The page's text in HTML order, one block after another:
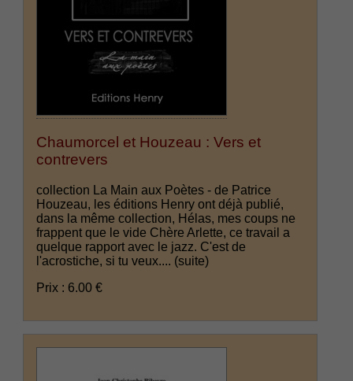
Chaumorcel et Houzeau : Vers et
contrevers
collection La Main aux Poètes - de Patrice
Houzeau, les éditions Henry ont déjà publié,
dans la même collection, Hélas, mes coups ne
frappent que le vide Chère Arlette, ce travail a
quelque rapport avec le jazz. C'est de
l'acrostiche, si tu veux.... (suite)
Prix : 6.00 €